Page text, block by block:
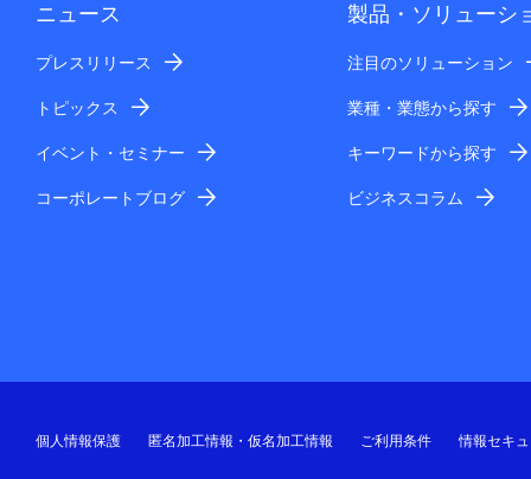
ニュース
プレスリリース
トピックス
イベント・セミナー
コーポレートブログ
製品・ソリューシ
注目のソリューション
業種・業態から探す
キーワードから探す
ビジネスコラム
個人情報保護 匿名加工情報・仮名加工情報 ご利用条件 情報セキ